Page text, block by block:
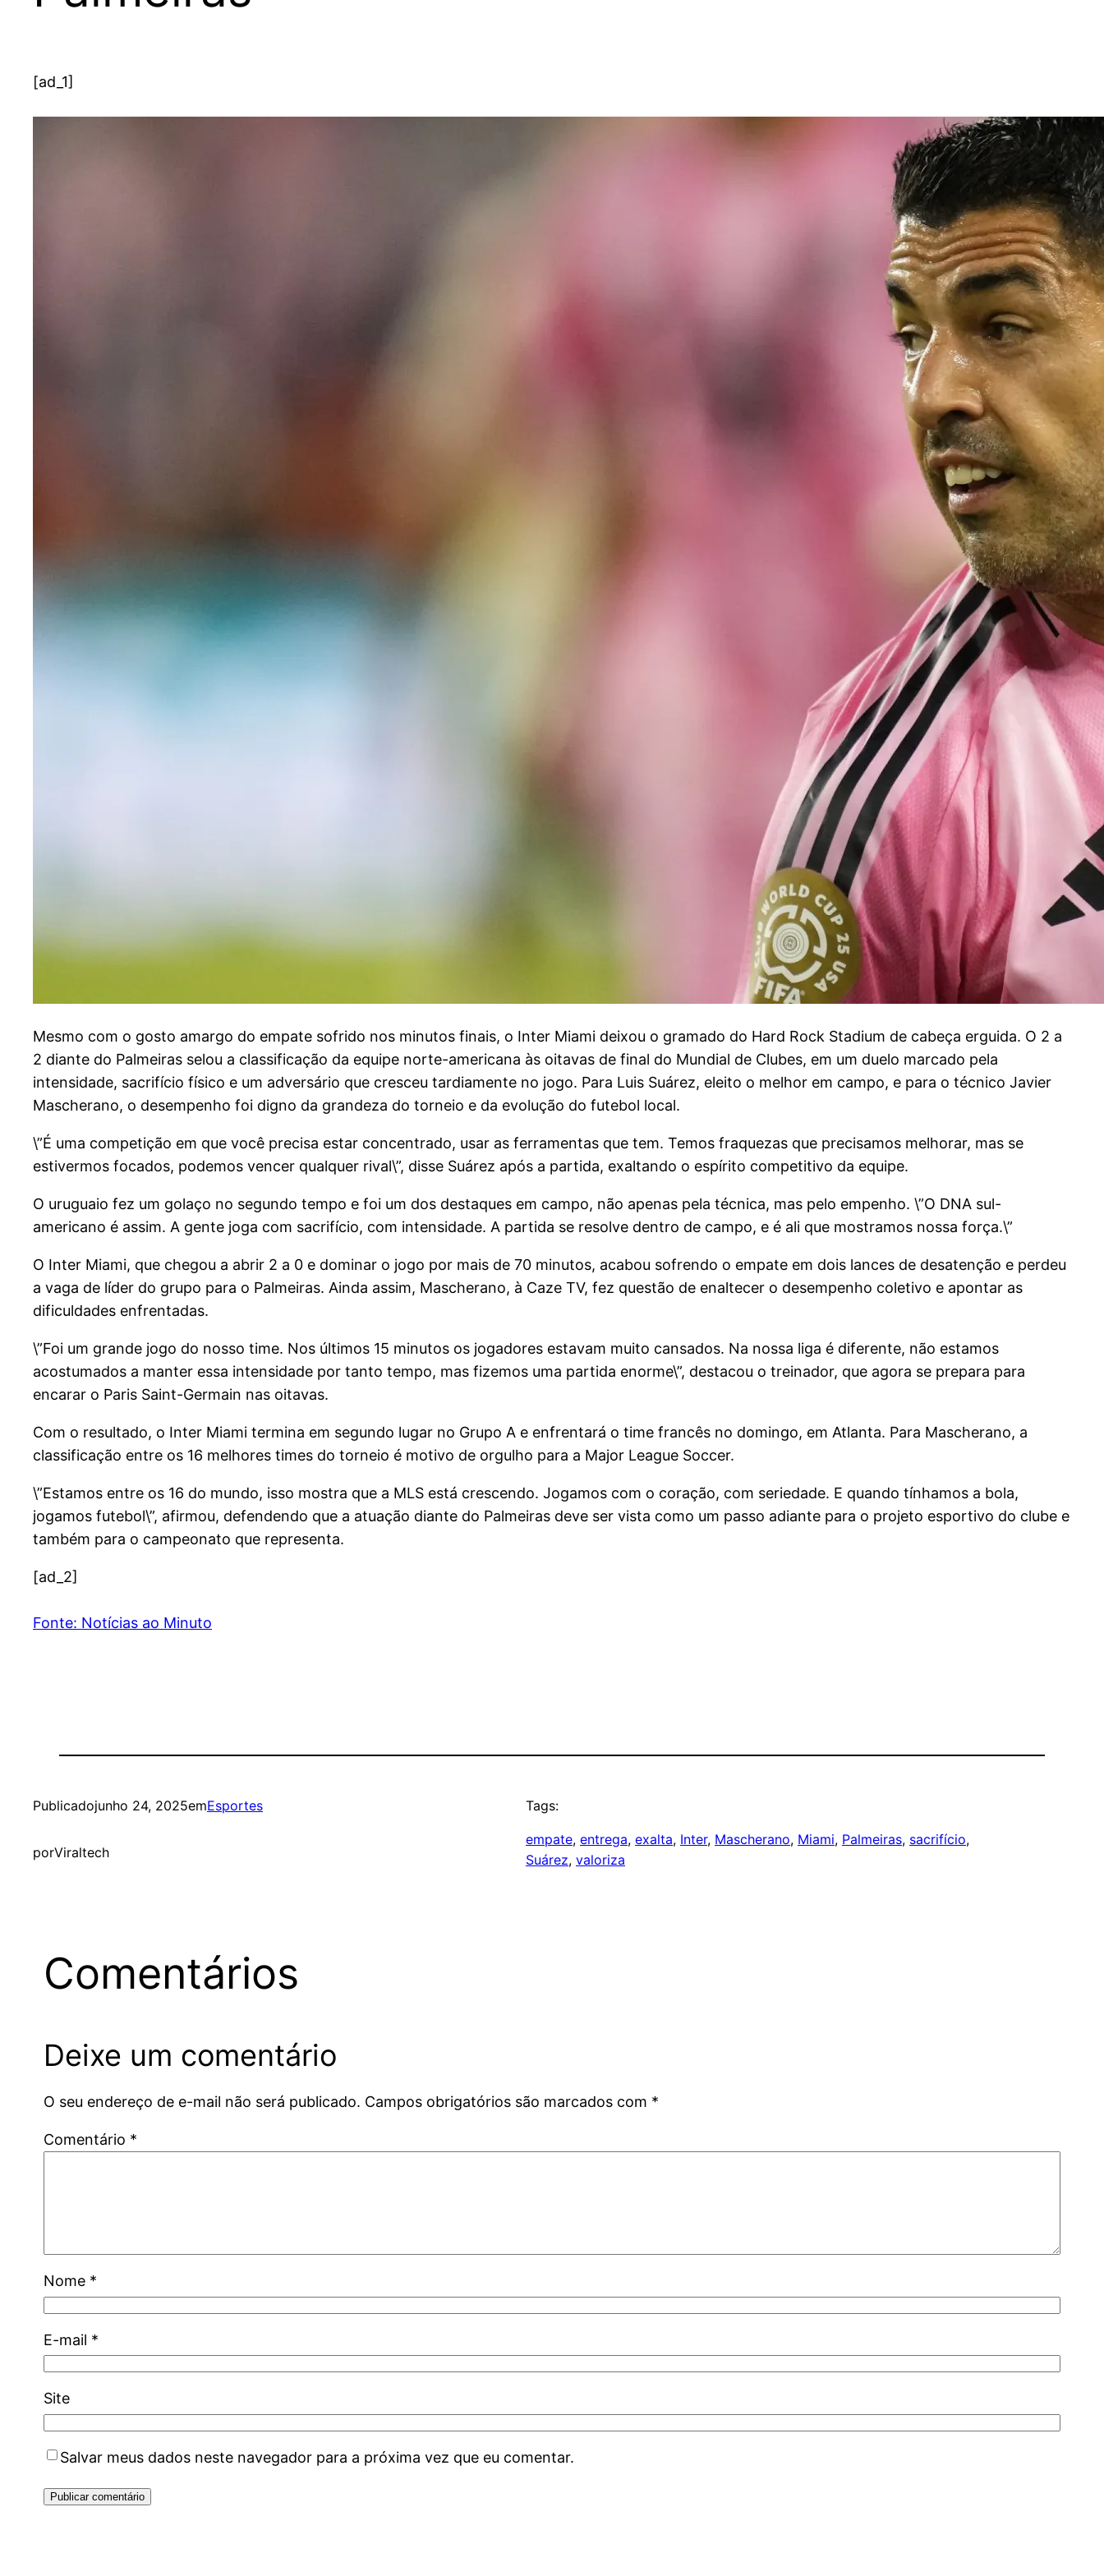
[ad_1]
Mesmo com o gosto amargo do empate sofrido nos minutos finais, o Inter Miami deixou o gramado do Hard Rock Stadium de cabeça erguida. O 2 a
2 diante do Palmeiras selou a classificação da equipe norte-americana às oitavas de final do Mundial de Clubes, em um duelo marcado pela
intensidade, sacrifício físico e um adversário que cresceu tardiamente no jogo. Para Luis Suárez, eleito o melhor em campo, e para o técnico Javier
Mascherano, o desempenho foi digno da grandeza do torneio e da evolução do futebol local.
\”É uma competição em que você precisa estar concentrado, usar as ferramentas que tem. Temos fraquezas que precisamos melhorar, mas se
estivermos focados, podemos vencer qualquer rival\”, disse Suárez após a partida, exaltando o espírito competitivo da equipe.
O uruguaio fez um golaço no segundo tempo e foi um dos destaques em campo, não apenas pela técnica, mas pelo empenho. \”O DNA sul-
americano é assim. A gente joga com sacrifício, com intensidade. A partida se resolve dentro de campo, e é ali que mostramos nossa força.\”
O Inter Miami, que chegou a abrir 2 a 0 e dominar o jogo por mais de 70 minutos, acabou sofrendo o empate em dois lances de desatenção e perdeu
a vaga de líder do grupo para o Palmeiras. Ainda assim, Mascherano, à Caze TV, fez questão de enaltecer o desempenho coletivo e apontar as
dificuldades enfrentadas.
\”Foi um grande jogo do nosso time. Nos últimos 15 minutos os jogadores estavam muito cansados. Na nossa liga é diferente, não estamos
acostumados a manter essa intensidade por tanto tempo, mas fizemos uma partida enorme\”, destacou o treinador, que agora se prepara para
encarar o Paris Saint-Germain nas oitavas.
Com o resultado, o Inter Miami termina em segundo lugar no Grupo A e enfrentará o time francês no domingo, em Atlanta. Para Mascherano, a
classificação entre os 16 melhores times do torneio é motivo de orgulho para a Major League Soccer.
\”Estamos entre os 16 do mundo, isso mostra que a MLS está crescendo. Jogamos com o coração, com seriedade. E quando tínhamos a bola,
jogamos futebol\”, afirmou, defendendo que a atuação diante do Palmeiras deve ser vista como um passo adiante para o projeto esportivo do clube e
também para o campeonato que representa.
[ad_2]
Fonte: Notícias ao Minuto
Publicadojunho 24, 2025emEsportes
porViraltech
Tags:
empate, entrega, exalta, Inter, Mascherano, Miami, Palmeiras, sacrifício
Suárez, valoriza
Comentários
Deixe um comentário
O seu endereço de e-mail não será publicado. Campos obrigatórios são marcados com *
Comentário *
Nome *
E-mail *
Site
Salvar meus dados neste navegador para a próxima vez que eu comentar.